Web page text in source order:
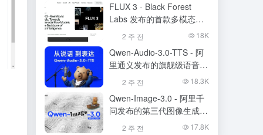
FLUX 3 - Black Forest
Labs 发布的首款多模态基
础模型
2 주 전 18K
Qwen-Audio-3.0-TTS - 阿
里通义发布的旗舰级语音合
成大模型
2 주 전 18.3K
Qwen-Image-3.0 - 阿里千
问发布的第三代图像生成基
础模型
2 주 전 17.8K